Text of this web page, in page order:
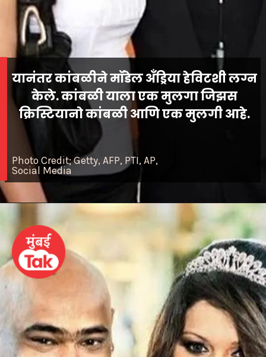
Photo Credit; Getty, AFP, PTI, AP,
Social Media
यानंतर कांबळीने मॉडेल अँड्रिया हेविटशी लग्न
केले. कांबळी याला एक मुलगा जिझस
क्रिस्टियानो कांबळी आणि एक मुलगी आहे.